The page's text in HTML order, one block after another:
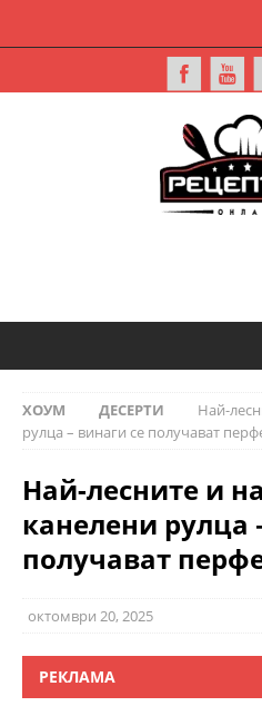
ХОУМ ДЕСЕРТИ
Най-
рулца – винаги се получават
Най-лесните и
канелени рулца
получават
октомври 20, 2025
РЕКЛАМА